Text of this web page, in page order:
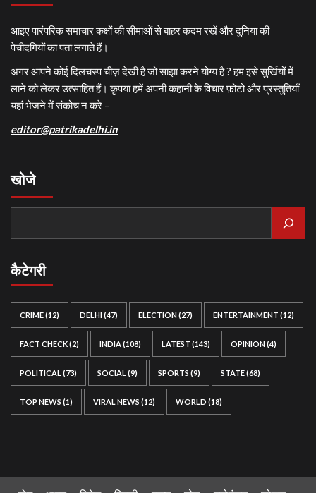
आइए पारंपरिक समाचार कक्षों की सीमाओं से बाहर कदम रखें और दुनिया की
पेचीदगियों का पता लगाते हैं।
अगर आपने कोई दिलचस्प चीज़ देखी है जो साझा करने योग्य है ? हम इसे सुर्खियों में
लाने को लेकर उत्साहित हैं। कृपया हमें अपनी कहानी के विचार फ़ोटो और प्रस्तुतियाँ
यहां भेजने में संकोच न करे –
editor@patrikadelhi.in
खोजे
कैटेगरी
CRIME(12) DELHI(47) ELECTION(27) ENTERTAINMENT (12)
FACT CHECK(2) INDIA(108) LATEST (143) OPINION(4)
POLITICAL (73) SOCIAL (9) SPORTS (9) STATE(68)
TOP NEWS (1) VIRAL NEWS (12) WORLD (18)